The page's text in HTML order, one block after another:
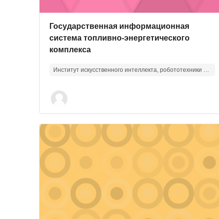
Изображение курса
Название курса
Государственная информационная
система топливно-энергетического
комплекса
Институт искусственного интеллекта, робототехники и системной инженерии
Изображение курса" Физические основы